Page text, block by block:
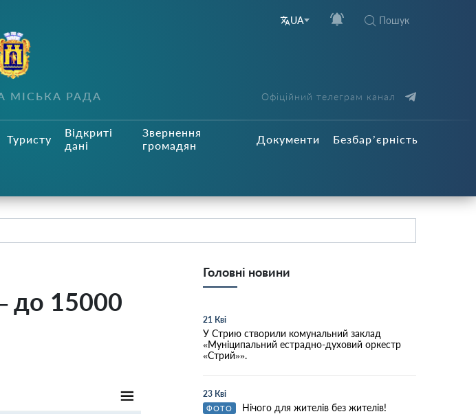
UA Пошук
МІСЬКА РАДА Офіційний телеграм канал
Туристу
Відкриті
дані
Звернення
громадян
Документи Безбар’єрність
до 15000
Головні новини
21 Кві
У Стрию створили комунальний заклад
«Муніципальний естрадно-духовий оркестр
«Стрий»».
23 Кві
ФОТО Нічого для жителів без жителів!